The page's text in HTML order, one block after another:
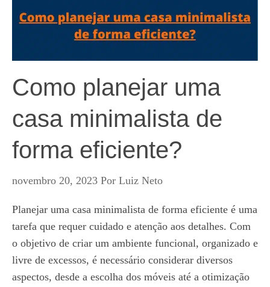
Como planejar uma
casa minimalista de
forma eficiente?
novembro 20, 2023 Por Luiz Neto
Planejar uma casa minimalista de forma eficiente é uma
tarefa que requer cuidado e atenção aos detalhes. Com
o objetivo de criar um ambiente funcional, organizado e
livre de excessos, é necessário considerar diversos
aspectos, desde a escolha dos móveis até a otimização